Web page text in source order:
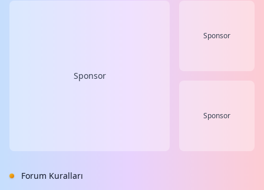
Sponsor
Sponsor
Sponsor
Forum Kuralları